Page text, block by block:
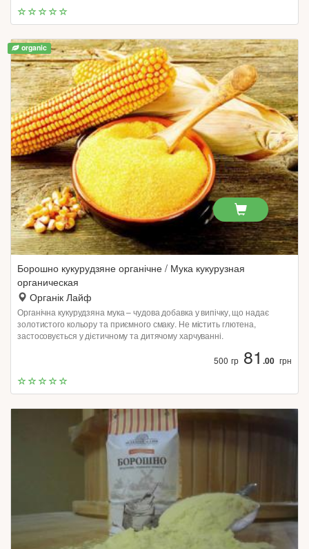
organic
Борошно кукурудзяне органічне / Мука кукурузная
органическая
Органік Лайф
Органічна кукурудзяна мука – чудова добавка у випічку, що надає
золотистого кольору та приємного смаку. Не містить глютена,
застосовується у дієтичному та дитячому харчуванні.
500 гр81 .00 грн